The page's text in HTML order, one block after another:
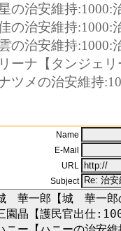
の治安維持:1000:
の治安維持:1000:
の治安維持:1000:
ーナ【タンジェ
ツメの治安維持
Name
E-Mail
URL
Subject